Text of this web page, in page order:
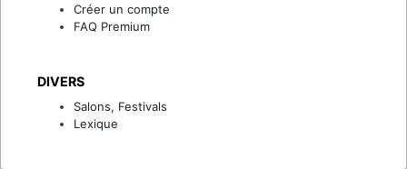
Créer un compte
FAQ Premium
DIVERS
Salons, Festivals
Lexique